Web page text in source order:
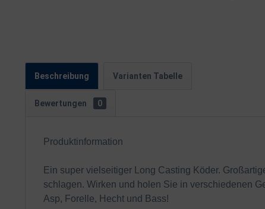
Beschreibung Varianten Tabelle
Bewertungen 0
Produktinformation
Ein super vielseitiger Long Casting Köder.
schlagen. Wirken und holen Sie in verschiedenen
Asp, Forelle, Hecht und Bass!